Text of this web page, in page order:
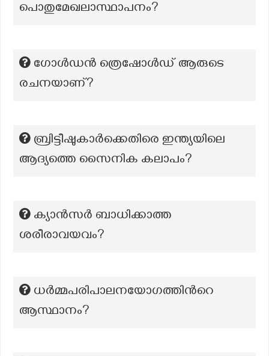
പൊതുമേഖലാസ്ഥാപനം?
ഗോൾഡൻ ത്രെഷോൾഡ് ആരുടെ
രചനയാണ്‌?
ബ്രിട്ടീഷുകാർക്കെതിരെ ഇന്ത്യയിലെ
ആദ്യത്തെ സൈനിക കലാപം?
ക്യാൻസർ ബാധിക്കാത്ത
ശരീരാവയവം?
ധർമ്മപരിപാലനയോഗത്തിന്‍റെ
ആസ്ഥാനം?